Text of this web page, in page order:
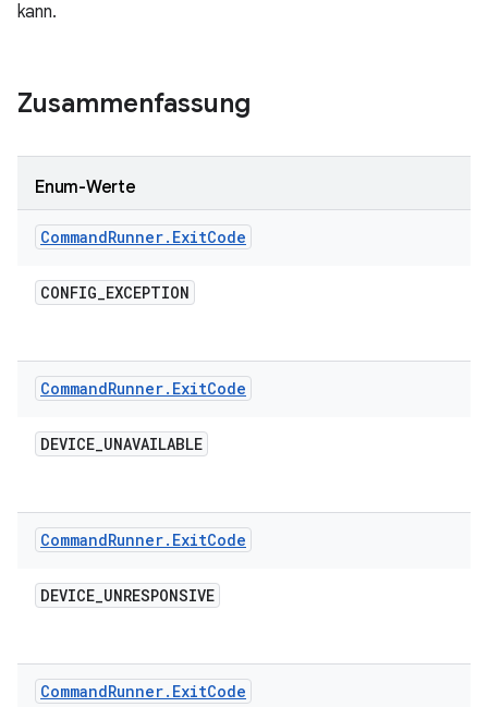
kann.
Zusammenfassung
Enum-Werte
CommandRunner. ExitCode
CONFIG_EXCEPTION
CommandRunner. ExitCode
DEVICE_UNAVAILABLE
CommandRunner. ExitCode
DEVICE_UNRESPONSIVE
CommandRunner. ExitCode